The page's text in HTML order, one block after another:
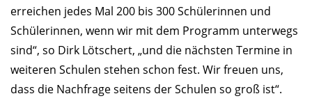
erreichen jedes Mal 200 bis 300 Schülerinnen und
Schülerinnen, wenn wir mit dem Programm unterwegs
sind“, so Dirk Lötschert, „und die nächsten Termine in
weiteren Schulen stehen schon fest. Wir freuen uns,
dass die Nachfrage seitens der Schulen so groß ist“.